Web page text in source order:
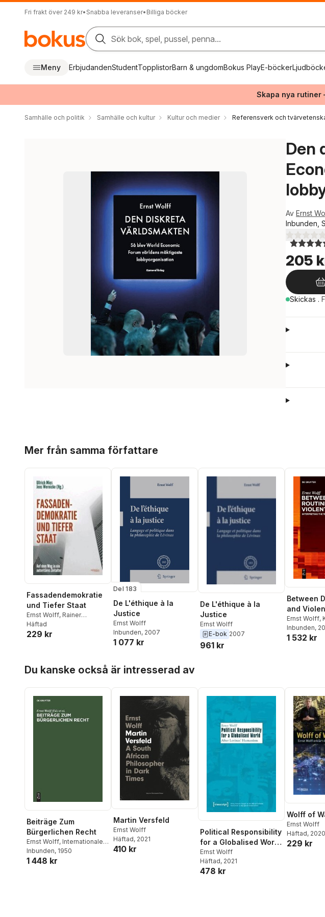
Fri frakt över 249 kr• Snabba leveranser• Billiga böcker
Sök bok, spel, pussel, penna...
Meny ErbjudandenStudentTopplistorBarn & ungdomBokus PlayE-böcker
Skapa nya rutiner
Samhälle och politik Samhälle och kultur Kultur och medier Referensverk och
Den
Av Ernst
Inbunden,
4,5utav 5
205
Skickas .
Mer från samma författare
Fassadendemokratie
und Tiefer Staat
Ernst Wolff, Rainer
Mausfeld
Ploppa,Jürgen Rose
Jörg Becker ,Daniele
Hans-Georg Hermann,
Hannes Hofbauer,Jochen
Ullrich Mies ,Jens Wernicke
Häftad
229 kr
Del 183
De L'éthique à la
Justice
Ernst Wolff
Inbunden, 2007
1 077 kr
De L'éthique à la
Justice
Ernst Wolff
E-bok 2007
961 kr
Between
and
Ernst Wolff,
Inbunden,
1 532 kr
Du kanske också är intresserad av
Beiträge Zum
Bürgerlichen Recht
Ernst Wolff, Internationaler
Kongreß Für
Rechtsvergleichung
Inbunden, 1950
1 448 kr
Martin Versfeld
Ernst Wolff
Häftad, 2021
410 kr
Political Responsibility
for a Globalised World
– After Levinas′
Humanism
Ernst Wolff
Häftad, 2021
478 kr
Wolff of
Ernst Wolff
Häftad, 2020
229 kr